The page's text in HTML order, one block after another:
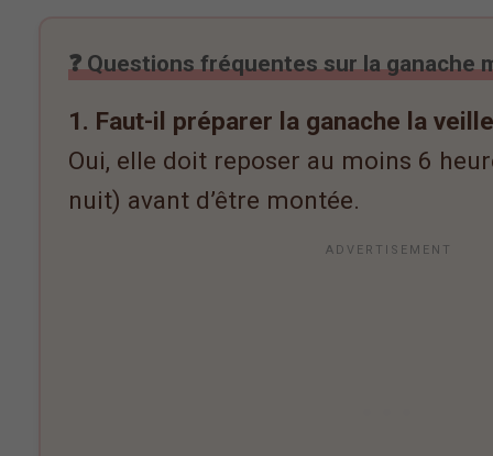
❓ Questions fréquentes sur la ganache
1. Faut-il préparer la ganache la
Oui, elle doit reposer au moins 6
nuit) avant d’être montée.